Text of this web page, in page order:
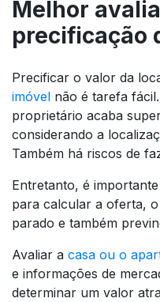
Melhor
precificação
Precificar o valor da
imóvel não é tarefa
proprietário acaba
considerando a
Também há riscos de
Entretanto, é
para calcular a oferta,
parado e também
Avaliar a casa ou o
e informações de
determinar um valor